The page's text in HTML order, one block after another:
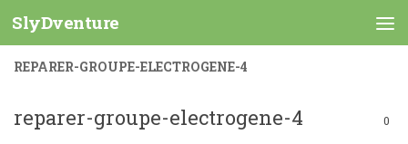
Skip to content
SlyDventure
REPARER-GROUPE-ELECTROGENE-4
reparer-groupe-electrogene-4 0